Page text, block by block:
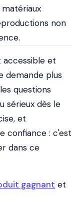
non
accessible et
demande plus
questions
sérieux dès le
et
confiance : c'est
dans ce
gagnant et